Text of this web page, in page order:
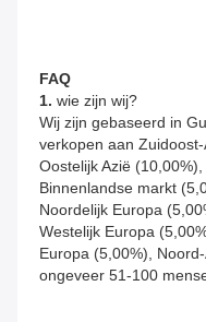
FAQ
1. wie zijn wij?
Wij zijn gebaseerd in
verkopen aan
Oostelijk Azië
Binnenlandse markt
Noordelijk Europa
Westelijk Europa
Europa (5,00%),
ongeveer 51-100